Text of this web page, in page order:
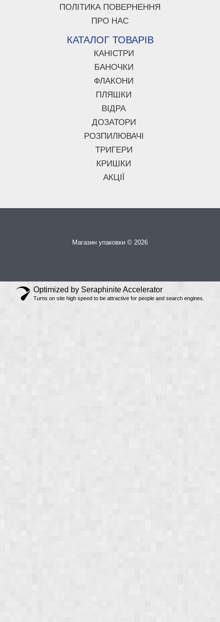
ПОЛІТИКА ПОВЕРНЕННЯ
ПРО НАС
КАТАЛОГ ТОВАРІВ
КАНІСТРИ
БАНОЧКИ
ФЛАКОНИ
ПЛЯШКИ
ВІДРА
ДОЗАТОРИ
РОЗПИЛЮВАЧІ
ТРИГЕРИ
КРИШКИ
АКЦІЇ
Магазин упаковки © 2026
Optimized by Seraphinite Accelerator
Turns on site high speed to be attractive for people and search engines.